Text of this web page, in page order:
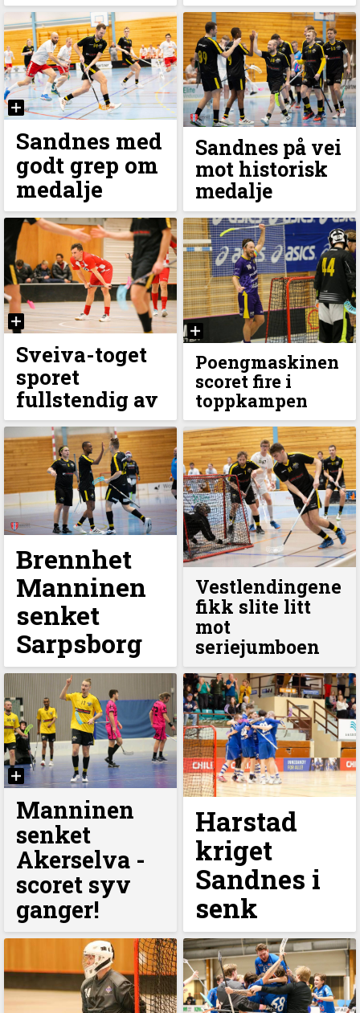
Sandnes med
godt grep om
medalje
Sandnes på vei
mot historisk
medalje
Sveiva-toget
sporet
fullstendig av
Poengmaskinen
scoret fire i
toppkampen
Brennhet
Manninen
senket
Sarpsborg
Vestlendingene
fikk slite litt
mot
seriejumboen
Manninen
senket
Akerselva -
scoret syv
ganger!
Harstad
kriget
Sandnes i
senk